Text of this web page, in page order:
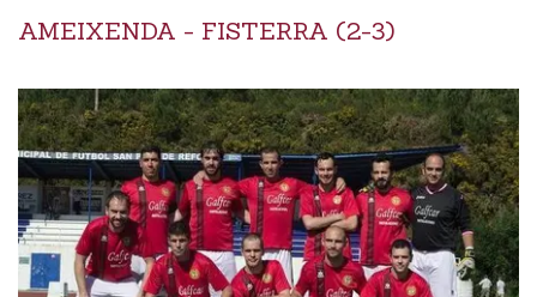
AMEIXENDA - FISTERRA (2-3)